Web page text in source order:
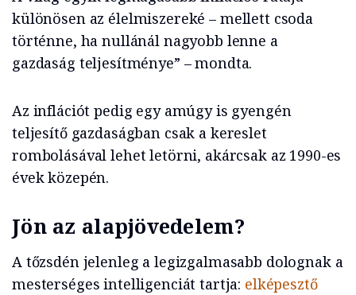
különösen az élelmiszereké – mellett csoda
történne, ha nullánál nagyobb lenne a
gazdaság teljesítménye” – mondta.
Az inflációt pedig egy amúgy is gyengén
teljesítő gazdaságban csak a kereslet
rombolásával lehet letörni, akárcsak az 1990-es
évek közepén.
Jön az alapjövedelem?
A tőzsdén jelenleg a legizgalmasabb dolognak a
mesterséges intelligenciát tartja: elképesztő